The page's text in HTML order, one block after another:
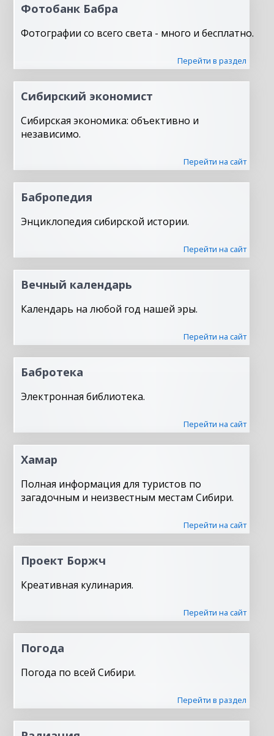
Фотобанк Бабра
Фотографии со всего света - много и бесплатно.
Перейти в раздел
Сибирский экономист
Сибирская экономика: объективно и
независимо.
Перейти на сайт
Бабропедия
Энциклопедия сибирской истории.
Перейти на сайт
Вечный календарь
Календарь на любой год нашей эры.
Перейти на сайт
Бабротека
Электронная библиотека.
Перейти на сайт
Хамар
Полная информация для туристов по
загадочным и неизвестным местам Сибири.
Перейти на сайт
Проект Боржч
Креативная кулинария.
Перейти на сайт
Погода
Погода по всей Сибири.
Перейти в раздел